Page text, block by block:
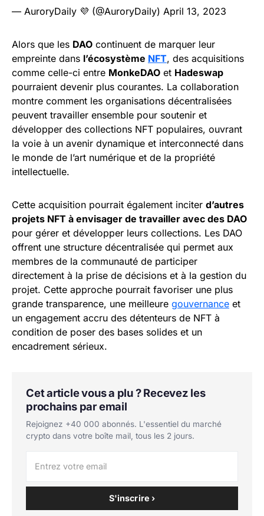
— AuroryDaily 💜 (@AuroryDaily) April 13, 2023
Alors que les DAO continuent de marquer leur
empreinte dans l’écosystème NFT, des acquisitions
comme celle-ci entre MonkeDAO et Hadeswap
pourraient devenir plus courantes. La collaboration
montre comment les organisations décentralisées
peuvent travailler ensemble pour soutenir et
développer des collections NFT populaires, ouvrant
la voie à un avenir dynamique et interconnecté dans
le monde de l’art numérique et de la propriété
intellectuelle.
Cette acquisition pourrait également inciter d’autres
projets NFT à envisager de travailler avec des DAO
pour gérer et développer leurs collections. Les DAO
offrent une structure décentralisée qui permet aux
membres de la communauté de participer
directement à la prise de décisions et à la gestion du
projet. Cette approche pourrait favoriser une plus
grande transparence, une meilleure gouvernance et
un engagement accru des détenteurs de NFT à
condition de poser des bases solides et un
encadrement sérieux.
Cet article vous a plu ? Recevez les
prochains par email
Rejoignez +40 000 abonnés. L'essentiel du marché
crypto dans votre boîte mail, tous les 2 jours.
S'inscrire ›